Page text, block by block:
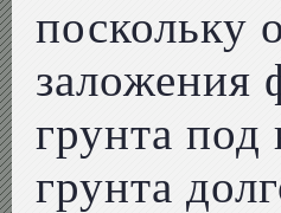
поскольку
заложения
грунта
грунта